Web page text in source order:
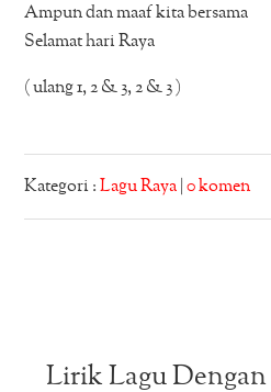
Ampun dan maaf kita bersama
Selamat hari Raya
( ulang 1, 2 & 3, 2 & 3 )
Kategori :Lagu Raya |0 komen
Lirik Lagu